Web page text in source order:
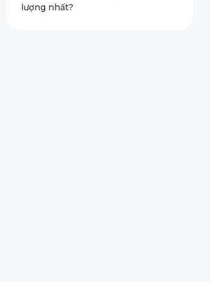
lượng nhất?